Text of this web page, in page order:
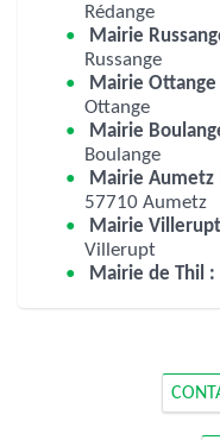
Rédange
Mairie
Russange
Mairie Ottange
Ottange
Mairie
Boulange
Mairie Aumetz
57710 Aumetz
Mairie
Villerupt
Mairie de Thil :